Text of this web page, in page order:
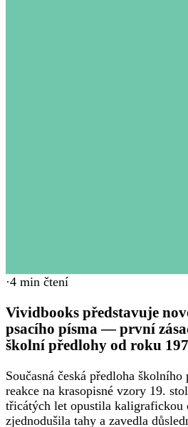
·4 min čtení
Vividbooks představuje
psacího písma — první
školní předlohy od roku
Současná česká předloha
reakce na krasopisné vzory 19.
třicátých let opustila kaligrafickou
zjednodušila tahy a zavedla